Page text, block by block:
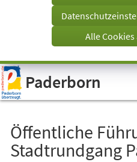
Visuelle
Assistenzsoftware
öffnen.
Tab)
Alle
Paderborn
Öffentliche
Stadtrundgang